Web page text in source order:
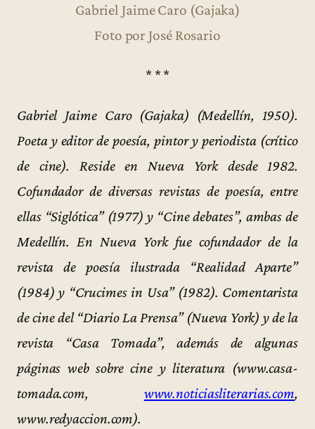
Gabriel Jaime Caro (Gajaka)
Foto por José Rosario
* * *
Gabriel Jaime Caro (Gajaka) (Medellín, 1950).
Poeta y editor de poesía, pintor y periodista (crítico
de cine). Reside en Nueva York desde 1982.
Cofundador de diversas revistas de poesía, entre
ellas “Siglótica” (1977) y “Cine debates”, ambas de
Medellín. En Nueva York fue cofundador de la
revista de poesía ilustrada “Realidad Aparte”
(1984) y “Crucimes in Usa” (1982). Comentarista
de cine del “Diario La Prensa” (Nueva York) y de la
revista “Casa Tomada”, además de algunas
páginas web sobre cine y literatura (www.casa-
tomada.com, www.noticiasliterarias.com,
www.redyaccion.com).